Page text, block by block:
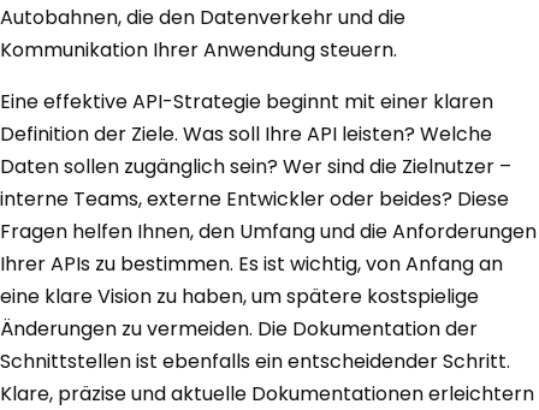
Autobahnen, die den Datenverkehr und die
Kommunikation Ihrer Anwendung steuern.
Eine effektive API-Strategie beginnt mit einer klaren
Definition der Ziele. Was soll Ihre API leisten? Welche
Daten sollen zugänglich sein? Wer sind die Zielnutzer –
interne Teams, externe Entwickler oder beides? Diese
Fragen helfen Ihnen, den Umfang und die Anforderungen
Ihrer APIs zu bestimmen. Es ist wichtig, von Anfang an
eine klare Vision zu haben, um spätere kostspielige
Änderungen zu vermeiden. Die Dokumentation der
Schnittstellen ist ebenfalls ein entscheidender Schritt.
Klare, präzise und aktuelle Dokumentationen erleichtern